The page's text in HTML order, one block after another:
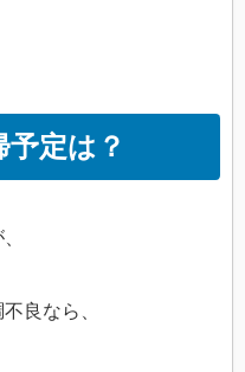
定は？
良なら、